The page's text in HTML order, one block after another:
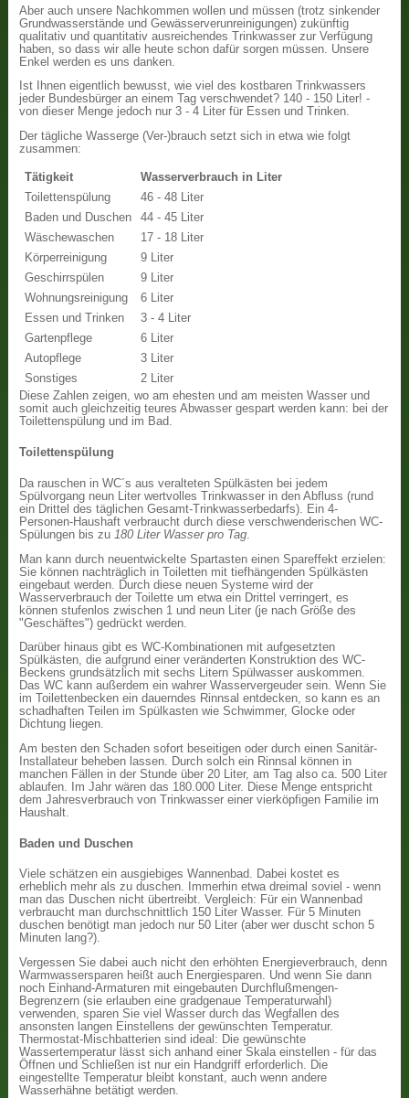
Aber auch unsere Nachkommen wollen und müssen (trotz sinkender
Grundwasserstände und Gewässerverunreinigungen) zukünftig
qualitativ und quantitativ ausreichendes Trinkwasser zur Verfügung
haben, so dass wir alle heute schon dafür sorgen müssen. Unsere
Enkel werden es uns danken.
Ist Ihnen eigentlich bewusst, wie viel des kostbaren Trinkwassers
jeder Bundesbürger an einem Tag verschwendet? 140 - 150 Liter! -
von dieser Menge jedoch nur 3 - 4 Liter für Essen und Trinken.
Der tägliche Wasserge (Ver-)brauch setzt sich in etwa wie folgt
zusammen:
Tätigkeit
Wasserverbrauch in Liter
Toilettenspülung
46 - 48 Liter
Baden und Duschen
44 - 45 Liter
Wäschewaschen
17 - 18 Liter
Körperreinigung
9 Liter
Geschirrspülen
9 Liter
Wohnungsreinigung
6 Liter
Essen und Trinken
3 - 4 Liter
Gartenpflege
6 Liter
Autopflege
3 Liter
Sonstiges
2 Liter
Diese Zahlen zeigen, wo am ehesten und am meisten Wasser und
somit auch gleichzeitig teures Abwasser gespart werden kann: bei der
Toilettenspülung und im Bad.
Toilettenspülung
Da rauschen in WC´s aus veralteten Spülkästen bei jedem
Spülvorgang neun Liter wertvolles Trinkwasser in den Abfluss (rund
ein Drittel des täglichen Gesamt-Trinkwasserbedarfs). Ein 4-
Personen-Haushaft verbraucht durch diese verschwenderischen WC-
Spülungen bis zu180 Liter Wasser pro Tag.
Man kann durch neuentwickelte Spartasten einen Spareffekt erzielen:
Sie können nachträglich in Toiletten mit tiefhängenden Spülkästen
eingebaut werden. Durch diese neuen Systeme wird der
Wasserverbrauch der Toilette um etwa ein Drittel verringert, es
können stufenlos zwischen 1 und neun Liter (je nach Größe des
"Geschäftes") gedrückt werden.
Darüber hinaus gibt es WC-Kombinationen mit aufgesetzten
Spülkästen, die aufgrund einer veränderten Konstruktion des WC-
Beckens grundsätzlich mit sechs Litern Spülwasser auskommen.
Das WC kann außerdem ein wahrer Wasservergeuder sein. Wenn Sie
im Toilettenbecken ein dauerndes Rinnsal entdecken, so kann es an
schadhaften Teilen im Spülkasten wie Schwimmer, Glocke oder
Dichtung liegen.
Am besten den Schaden sofort beseitigen oder durch einen Sanitär-
Installateur beheben lassen. Durch solch ein Rinnsal können in
manchen Fällen in der Stunde über 20 Liter, am Tag also ca. 500 Liter
ablaufen. Im Jahr wären das 180.000 Liter. Diese Menge entspricht
dem Jahresverbrauch von Trinkwasser einer vierköpfigen Familie im
Haushalt.
Baden und Duschen
Viele schätzen ein ausgiebiges Wannenbad. Dabei kostet es
erheblich mehr als zu duschen. Immerhin etwa dreimal soviel - wenn
man das Duschen nicht übertreibt. Vergleich: Für ein Wannenbad
verbraucht man durchschnittlich 150 Liter Wasser. Für 5 Minuten
duschen benötigt man jedoch nur 50 Liter (aber wer duscht schon 5
Minuten lang?).
Vergessen Sie dabei auch nicht den erhöhten Energieverbrauch, denn
Warmwassersparen heißt auch Energiesparen. Und wenn Sie dann
noch Einhand-Armaturen mit eingebauten Durchflußmengen-
Begrenzern (sie erlauben eine gradgenaue Temperaturwahl)
verwenden, sparen Sie viel Wasser durch das Wegfallen des
ansonsten langen Einstellens der gewünschten Temperatur.
Thermostat-Mischbatterien sind ideal: Die gewünschte
Wassertemperatur lässt sich anhand einer Skala einstellen - für das
Öffnen und Schließen ist nur ein Handgriff erforderlich. Die
eingestellte Temperatur bleibt konstant, auch wenn andere
Wasserhähne betätigt werden.